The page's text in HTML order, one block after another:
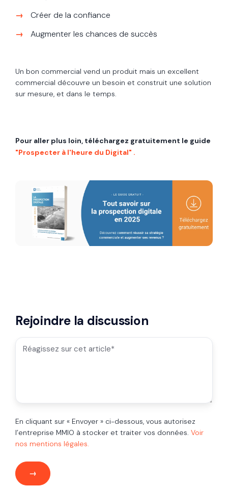
Créer de la confiance
Augmenter les chances de succès
Un bon commercial vend un produit mais un excellent
commercial découvre un besoin et construit une solution
sur mesure, et dans le temps.
Pour aller plus loin, téléchargez gratuitement le guide
"Prospecter à l'heure du Digital" .
Rejoindre la discussion
En cliquant sur « Envoyer » ci-dessous, vous autorisez
l’entreprise MMIO à stocker et traiter vos données. Voir
nos mentions légales.